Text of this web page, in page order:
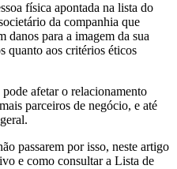
física apontada na lista do
da companhia que
danos para a imagem da sua
quanto aos critérios éticos
afetar o relacionamento
parceiros de negócio, e até
passarem por isso, neste artigo
e como consultar a Lista de